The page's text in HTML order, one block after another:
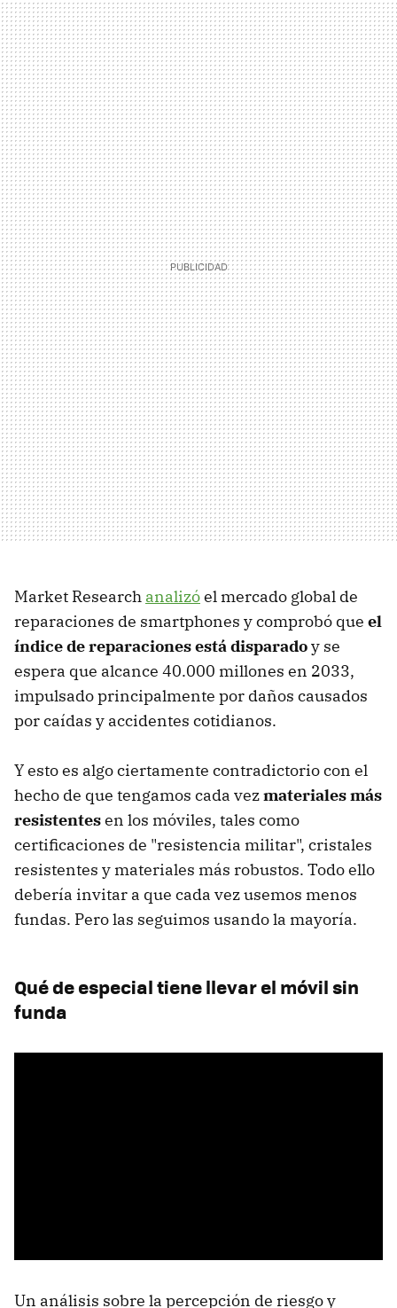
Market Research analizóel mercado global de
reparaciones de smartphones y comprobó que el
índice de reparaciones está disparadoy se
espera que alcance 40.000 millones en 2033,
impulsado principalmente por daños causados
por caídas y accidentes cotidianos.
Y esto es algo ciertamente contradictorio con el
hecho de que tengamos cada vezmateriales más
resistentesen los móviles, tales como
certificaciones de "resistencia militar", cristales
resistentes y materiales más robustos. Todo ello
debería invitar a que cada vez usemos menos
fundas. Pero las seguimos usando la mayoría.
Qué de especial tiene llevar el móvil sin
funda
Un análisis sobre la percepción de riesgo y